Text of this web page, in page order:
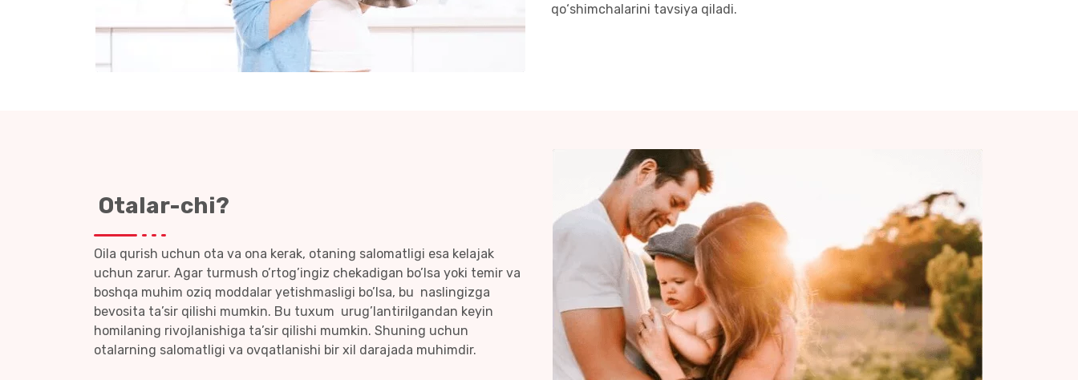
qo‘shimchalarini tavsiya qiladi.
Otalar-chi?
Oila qurish uchun ota va ona kerak, otaning salomatligi esa kelajak
uchun zarur. Agar turmush o’rtog’ingiz chekadigan bo’lsa yoki temir va
boshqa muhim oziq moddalar yetishmasligi bo’lsa, bu naslingizga
bevosita ta’sir qilishi mumkin. Bu tuxum urug’lantirilgandan keyin
homilaning rivojlanishiga ta’sir qilishi mumkin. Shuning uchun
otalarning salomatligi va ovqatlanishi bir xil darajada muhimdir.